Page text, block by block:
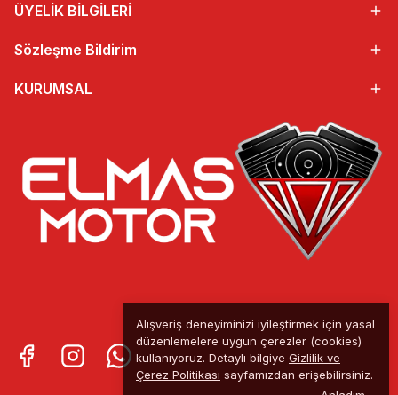
Alışveriş deneyiminizi iyileştirmek için yasal
düzenlemelere uygun çerezler (cookies)
kullanıyoruz. Detaylı bilgiye Gizlilik ve
Çerez Politikası sayfamızdan erişebilirsiniz.
ÜYELİK BİLGİLERİ
Sözleşme Bildirim
KURUMSAL